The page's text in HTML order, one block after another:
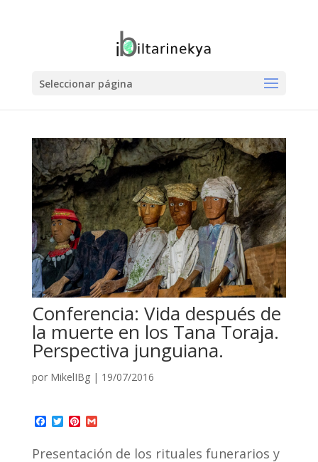
Seleccionar página
Conferencia: Vida después de
la muerte en los Tana Toraja.
Perspectiva junguiana.
por MikelIBg| 19/07/2016
Facebook
TwitterPinterest
Gmail
Presentación de los rituales funerarios y